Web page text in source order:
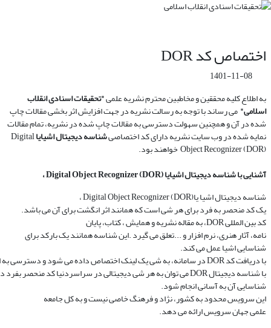
اختصاص کد DOR
1401-11-08
به اطلاع کلیه محققین و مخاطبین محترم نشریه علمی"تحقیقات اسنادی انقلاب
اسلامی"می­ رساند با توجه به رسالت نشریه در جهت افزایش اثر بخشی مقالات چاپ
شده در آن و همچنین سهولت دسترسی به مقالات چاپ شده در نشریه، تمام مقالات
نمایه شده در وب سایت نشریه دارای کد اختصاصیشناسه دیجیتال اشیایاDigital
Object Recognizer (DOR)خواهند بود.
آشنایی باشناسهدیجیتالاشیایاDigital Object Recognizer (DOR)،
شناسه دیجیتال اشیا یاDigital Object Recognizer (DOR)،
یک کد منحصر به فرد برای هر شی است که همانند اثر انگشت برای آن می باشد.
کد بین­ المللیDOR، به مقاله نشریه و همایش ، کتاب، پایان
نامه، آثار هنری، نرم افزار و...تعلق می گیرد.این شناسه همانند یک بارکد برای
شناسایی اشیا عمل می کند.
با دریافت کدDORدر سامانه، به شی یک لینک اختصاص داده می شود و دسترسی به
با شناسه دیجیتالDORمی توان به هر شی دیجیتالی در سراسردنیا کد منحصر بفرد
شناسایی آن به آسانی انجام شود.
این سرویس محدود به کشور، نژاد و فرهنگ خاصی نیست و به کل جامعه
علمی جهان سرویس ارائه می دهد.